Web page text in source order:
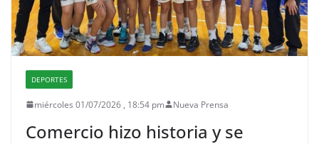
DEPORTES
miércoles 01/07/2026 , 18:54 pm Nueva Prensa
Comercio hizo historia y se